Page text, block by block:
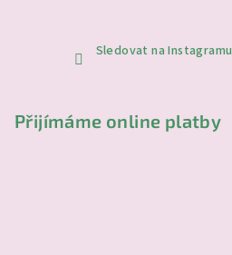
Sledovat na Instagramu
Přijímáme online platby